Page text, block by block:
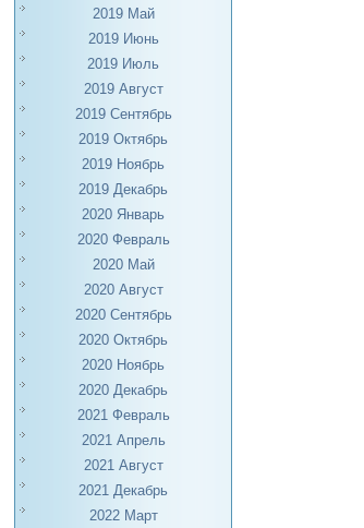
2019 Май
2019 Июнь
2019 Июль
2019 Август
2019 Сентябрь
2019 Октябрь
2019 Ноябрь
2019 Декабрь
2020 Январь
2020 Февраль
2020 Май
2020 Август
2020 Сентябрь
2020 Октябрь
2020 Ноябрь
2020 Декабрь
2021 Февраль
2021 Апрель
2021 Август
2021 Декабрь
2022 Март